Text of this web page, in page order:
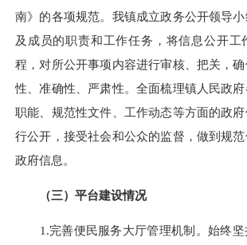
南》的各项规范。我镇成立政务公开领导
及成员的职责和工作任务，将信息公开工
程，对所公开事项内容进行审核、把关，
性、准确性、严肃性。全面梳理镇人民政
职能、规范性文件、工作动态等方面的政
行公开，接受社会和公众的监督，做到规
政府信息。
（三） 平台建设情况
1.完善便民服务大厅管理机制。始终坚